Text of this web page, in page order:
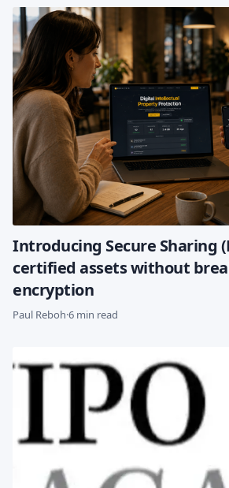
Introducing Secure Sharing
certified assets without
encryption
Paul Reboh·6 min read